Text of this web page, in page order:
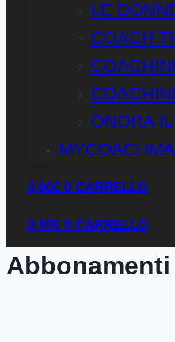
LE
COACH
ONORA
0,00€ 0 CARRELLO
0,00€ 0 CARRELLO
Abbonamenti